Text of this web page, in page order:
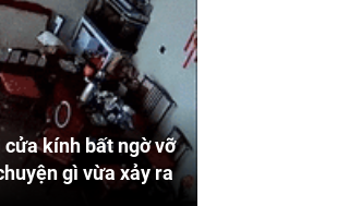
kính bất ngờ vỡ
gì vừa xảy ra